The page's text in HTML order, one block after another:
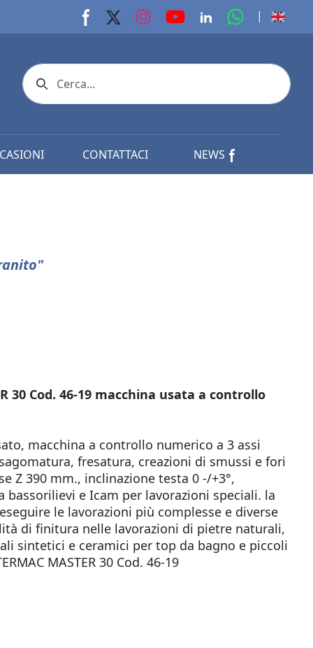
Facebook page
X page Instagram page
youtube page
Linkedin page
whats app
|
Search icon
CONTATTACI NEWS
30 Cod. 46-19 macchina usata a controllo
macchina a controllo numerico a 3 assi
fresatura, creazioni di smussi e fori
Z 390 mm., inclinazione testa 0 -/+3°,
e Icam per lavorazioni speciali. la
le lavorazioni più complesse e diverse
di finitura nelle lavorazioni di pietre naturali,
sintetici e ceramici per top da bagno e piccoli
MASTER 30 Cod. 46-19